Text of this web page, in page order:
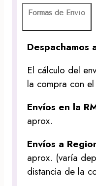
Formas de Envío
Despachamos
El cálculo del
la compra con
Envíos en la
aprox.
Envíos a
aprox. (varía
distancia de la